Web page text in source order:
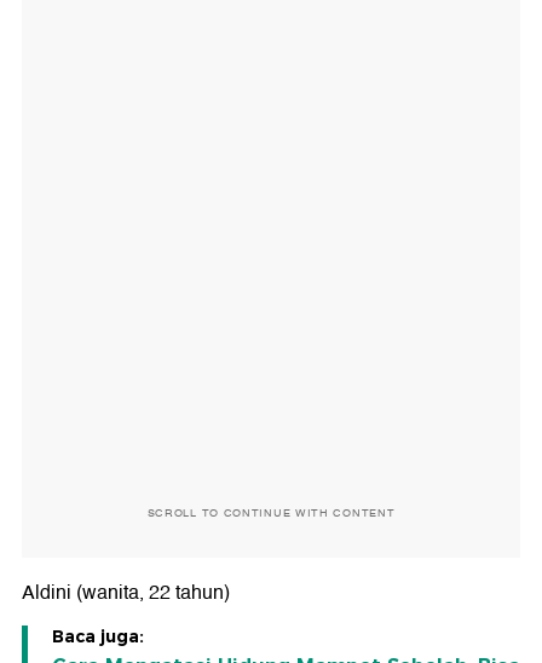
SCROLL TO CONTINUE WITH CONTENT
Aldini (wanita, 22 tahun)
Baca juga: